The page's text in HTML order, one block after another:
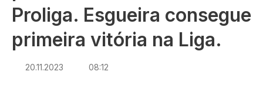
Proliga. Esgueira consegue
primeira vitória na Liga.
20.11.2023 08:12